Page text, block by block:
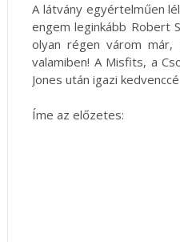
A látvány egyértelműen
engem leginkább Robert
olyan régen várom már,
valamiben! A Misfits, a
Jones után igazi
Íme az előzetes: